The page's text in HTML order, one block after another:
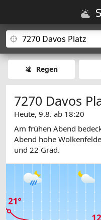
Regen
7270 Davos
Heute, 9.8. ab 18:20
Am frühen Abend
Abend hohe
und 22 Grad.